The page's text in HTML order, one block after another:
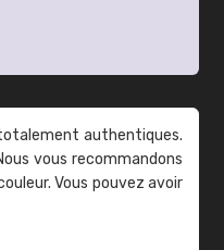
authentiques.
vous recommandons
Vous pouvez avoir